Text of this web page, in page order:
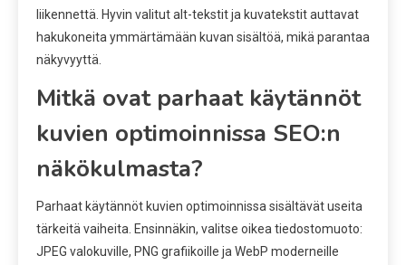
liikennettä. Hyvin valitut alt-tekstit ja kuvatekstit auttavat
hakukoneita ymmärtämään kuvan sisältöä, mikä parantaa
näkyvyyttä.
Mitkä ovat parhaat käytännöt
kuvien optimoinnissa SEO:n
näkökulmasta?
Parhaat käytännöt kuvien optimoinnissa sisältävät useita
tärkeitä vaiheita. Ensinnäkin, valitse oikea tiedostomuoto:
JPEG valokuville, PNG grafiikoille ja WebP moderneille